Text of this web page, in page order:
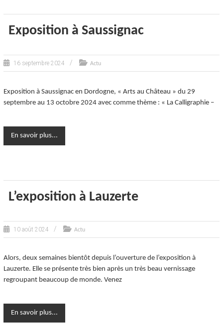
Exposition à Saussignac
16 septembre 2024 Actu
Exposition à Saussignac en Dordogne, « Arts au Château » du 29
septembre au 13 octobre 2024 avec comme thème : « La Calligraphie –
En savoir plus...
L’exposition à Lauzerte
10 août 2024 Actu
Alors, deux semaines bientôt depuis l’ouverture de l’exposition à
Lauzerte. Elle se présente très bien après un très beau vernissage
regroupant beaucoup de monde. Venez
En savoir plus...